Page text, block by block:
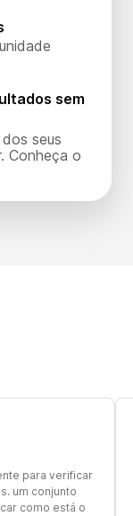
sem
seus
Conheça o
para verificar
um conjunto
como está o